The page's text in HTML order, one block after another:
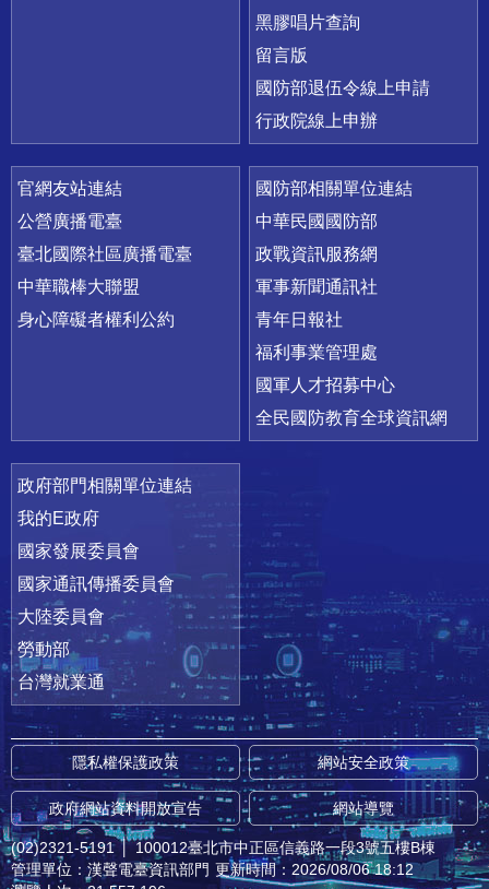
黑膠唱片查詢
留言版
國防部退伍令線上申請
行政院線上申辦
官網友站連結
公營廣播電臺
臺北國際社區廣播電臺
中華職棒大聯盟
身心障礙者權利公約
國防部相關單位連結
中華民國國防部
政戰資訊服務網
軍事新聞通訊社
青年日報社
福利事業管理處
國軍人才招募中心
全民國防教育全球資訊網
政府部門相關單位連結
我的E政府
國家發展委員會
國家通訊傳播委員會
大陸委員會
勞動部
台灣就業通
隱私權保護政策 網站安全政策
政府網站資料開放宣告 網站導覽
(02)2321-5191 │ 100012臺北市中正區信義路一段3號五樓B棟
管理單位：漢聲電臺資訊部門 更新時間：2026/08/06 18:12